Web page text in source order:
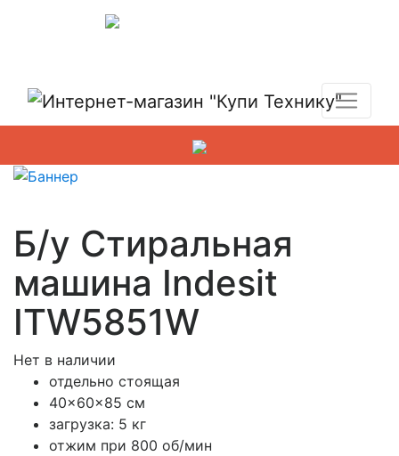
Б/у Стиральная
машина Indesit
ITW5851W
Нет в наличии
отдельно стоящая
40x60x85 см
загрузка: 5 кг
отжим при 800 об/мин